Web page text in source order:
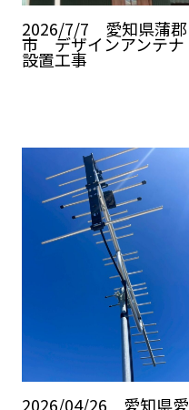
2026/7/7 愛知県蒲郡
市 デザインアンテナ
設置工事
2026/04/26 愛知県愛